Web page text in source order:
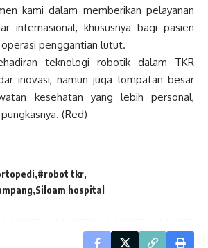
kami dalam memberikan pelayanan
internasional, khususnya bagi pasien
penggantian lutut.
teknologi robotik dalam TKR
inovasi, namun juga lompatan besar
kesehatan yang lebih personal,
(Red)
#robot tkr
Siloam hospital